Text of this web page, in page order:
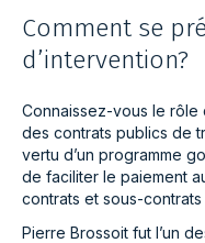
Comment se
d’intervention?
Connaissez-vous le rôle
des contrats publics de
vertu d’un programme
de faciliter le paiement
contrats et sous-
Pierre Brossoit fut l’un